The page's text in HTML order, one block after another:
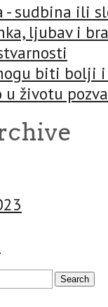
- sudbina ili
ljubav i
biti bolji
u životu